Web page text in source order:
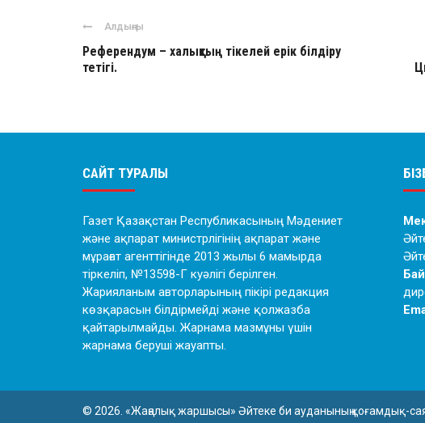
Алдыңғы
Референдум – халықтың тікелей ерік білдіру
тетігі.
САЙТ ТУРАЛЫ
Газет Қазақстан Республикасының Мәдениет
және ақпарат министрлігінің ақпарат және
мұрағат агенттігінде 2013 жылы 6 мамырда
тіркеліп, №13598-Г куәлігі берілген.
Жарияланым авторларының пікірі редакция
көзқарасын білдірмейді және қолжазба
қайтарылмайды. Жарнама мазмұны үшін
жарнама беруші жауапты.
© 2026. «Жаңалық жаршысы» Әйтеке би ауданының қоғамдық-